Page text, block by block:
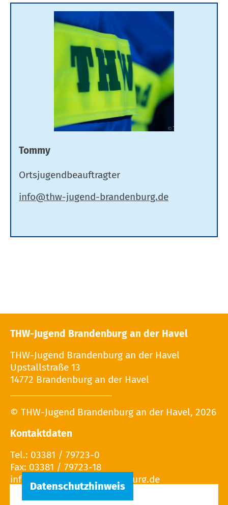
Tommy
Ortsjugendbeauftragter
THW-Jugend Brandenburg an der Havel
THW-Jugend Brandenburg an der Havel
Upstallstraße 13
14772 Brandenburg an der Havel
© THW-Jugend Brandenburg an der Havel, 2026
Kontaktdaten
Tel.: 03381 / 79723-0
Fax: 03381 / 79723-18